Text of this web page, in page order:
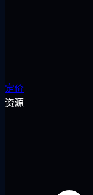
定价
资源